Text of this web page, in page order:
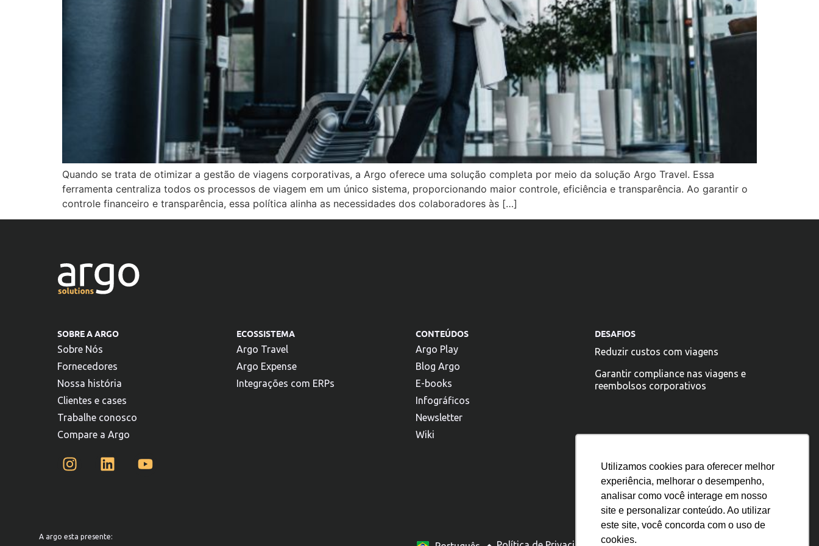
Utilizamos cookies para oferecer melhor
experiência, melhorar o desempenho,
analisar como você interage em nosso
site e personalizar conteúdo. Ao utilizar
este site, você concorda com o uso de
cookies.
Quando se trata de otimizar a gestão de viagens corporativas, a Argo oferece uma solução completa por meio da solução Argo Travel. Essa
ferramenta centraliza todos os processos de viagem em um único sistema, proporcionando maior controle, eficiência e transparência. Ao garantir o
controle financeiro e transparência, essa política alinha as necessidades dos colaboradores às […]
SOBRE A ARGO
Sobre Nós
Fornecedores
Nossa história
Clientes e cases
Trabalhe conosco
Compare a Argo
ECOSSISTEMA
Argo Travel
Argo Expense
Integrações com ERPs
CONTEÚDOS
Argo Play
Blog Argo
E-books
Infográficos
Newsletter
Wiki
DESAFIOS
Reduzir custos com viagens
Garantir compliance nas viagens e
reembolsos corporativos
A argo esta presente: